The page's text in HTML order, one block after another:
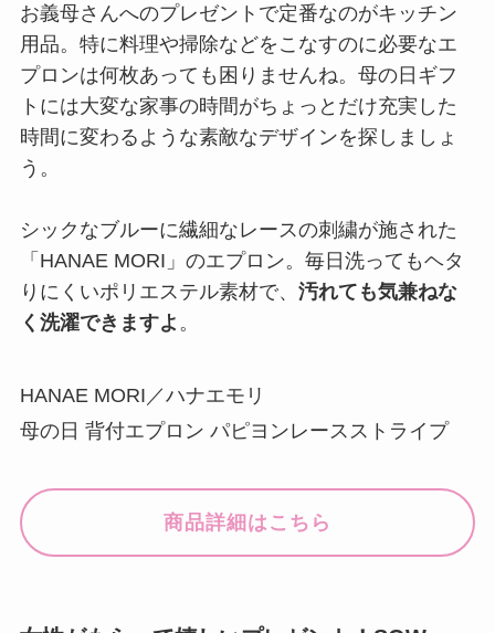
お義母さんへのプレゼントで定番なのがキッチン
用品。特に料理や掃除などをこなすのに必要なエ
プロンは何枚あっても困りませんね。母の日ギフ
トには大変な家事の時間がちょっとだけ充実した
時間に変わるような素敵なデザインを探しましょ
う。
シックなブルーに繊細なレースの刺繍が施された
「HANAE MORI」のエプロン。毎日洗ってもヘタ
りにくいポリエステル素材で、 汚れても気兼ねな
く洗濯できますよ 。
HANAE MORI／ハナエモリ
母の日 背付エプロン パピヨンレースストライプ
商品詳細はこちら